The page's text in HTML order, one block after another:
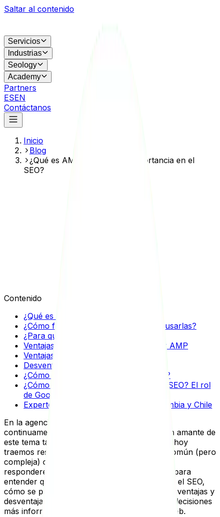
Saltar al contenido
Servicios
Industrias
Seology
Academy
Partners
ESEN
Contáctanos
Inicio
Blog
¿Qué es AMP y cuál es su importancia en el
SEO?
Contenido
¿Qué es una página AMP de Google?
¿Cómo funcionan las AMP y por qué usarlas?
¿Para qué sirve el Google AMP?
Ventajas y desventajas de implementar AMP
Ventajas
Desventajas
¿Cómo implementar AMP en una web?
¿Cómo ayuda a optimizar la estrategia SEO? El rol
de Google AMP
Expertos SEO a tu disposición en Colombia y Chile
En la agencia Seology nos encanta generar
continuamente contenido para ti, que eres un amante de
este tema tal como nosotros. Es por eso que hoy
traemos respuestas para una pregunta tan común (pero
compleja) como lo es ¿qué es AMP? Aquí te
responderemos todo lo que tienes que saber para
entender qué es AMP, cómo se relaciona con el SEO,
cómo se puede implementar y algunas de sus ventajas y
desventajas, para que siempre puedas tomar decisiones
más informadas y conscientes en tu página web.